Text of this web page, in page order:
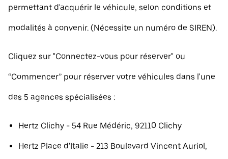
permettant d'acquérir le véhicule, selon conditions et
modalités à convenir. (Nécessite un numéro de SIREN).
Cliquez sur "Connectez-vous pour réserver" ou
“Commencer” pour réserver votre véhicules dans l'une
des 5 agences spécialisées :
Hertz Clichy - 54 Rue Médéric, 92110 Clichy
Hertz Place d'Italie - 213 Boulevard Vincent Auriol,